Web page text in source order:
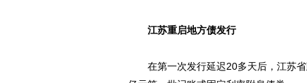
江苏重启地方债发行
在第一次发行延迟20多天后，江苏省